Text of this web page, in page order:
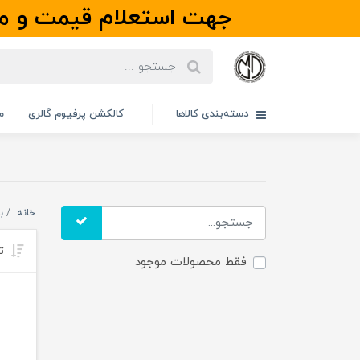
جهت استعلام قیمت و
دسته‌بندی کالاها کالکشن پرفیوم گالری
فقط محصولات موجود
خانه